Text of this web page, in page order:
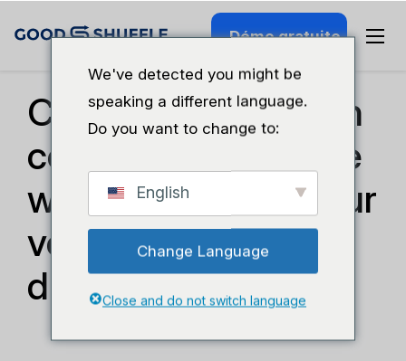
Démo gratuite
Comment choisir un
constructeur de site
web de location pour
votre entreprise
d'événementiel ?
We've detected you might be
speaking a different language.
Do you want to change to:
English
Change Language
Close and do not switch language